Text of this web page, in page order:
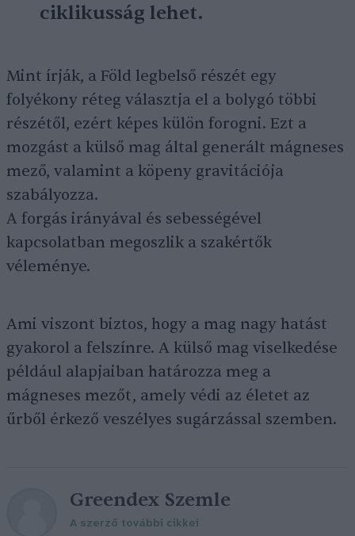
ciklikusság lehet.
Mint írják, a Föld legbelső részét egy
folyékony réteg választja el a bolygó többi
részétől, ezért képes külön forogni. Ezt a
mozgást a külső mag által generált mágneses
mező, valamint a köpeny gravitációja
szabályozza.
A forgás irányával és sebességével
kapcsolatban megoszlik a szakértők
véleménye.
Ami viszont biztos, hogy a mag nagy hatást
gyakorol a felszínre. A külső mag viselkedése
például alapjaiban határozza meg a
mágneses mezőt, amely védi az életet az
űrből érkező veszélyes sugárzással szemben.
Greendex Szemle
A szerző további cikkei